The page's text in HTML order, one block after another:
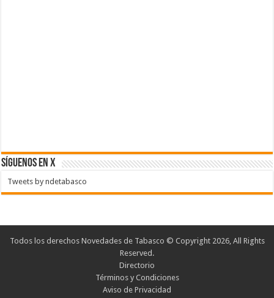
SÍGUENOS EN X
Tweets by ndetabasco
Todos los derechos Novedades de Tabasco © Copyright 2026, All Rights
Reserved.
Directorio
Términos y Condiciones
Aviso de Privacidad